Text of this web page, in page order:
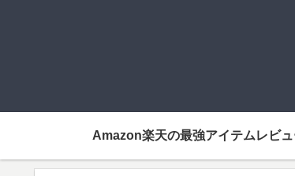
Amazon楽天の最強アイテムレビ